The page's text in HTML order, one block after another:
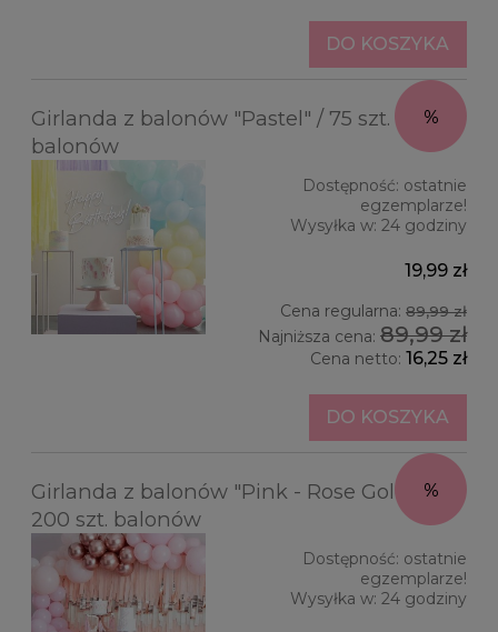
DO KOSZYKA
Girlanda z balonów "Pastel" / 75 szt.
balonów
Dostępność: ostatnie
egzemplarze!
Wysyłka w: 24 godziny
19,99 zł
Cena regularna: 89,99 zł
Najniższa cena: 89,99 zł
Cena netto: 16,25 zł
DO KOSZYKA
Girlanda z balonów "Pink - Rose Gold" /
200 szt. balonów
Dostępność: ostatnie
egzemplarze!
Wysyłka w: 24 godziny